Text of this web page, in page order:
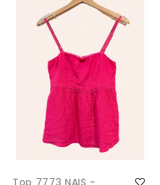
Top 7773 NAIS -